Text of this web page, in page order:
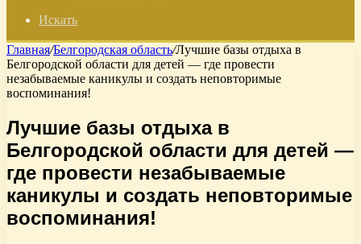
Искать
Главная/Белгородская область/Лучшие базы отдыха в
Белгородской области для детей — где провести
незабываемые каникулы и создать неповторимые
воспоминания!
Лучшие базы отдыха в
Белгородской области для детей —
где провести незабываемые
каникулы и создать неповторимые
воспоминания!